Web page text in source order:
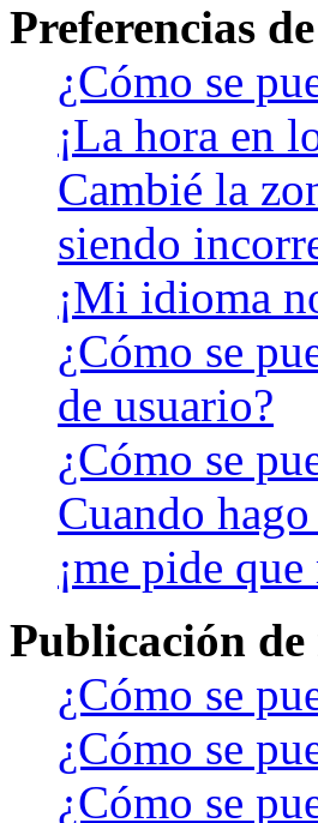
Preferencias
¿Cómo se
¡La hora en
Cambié la
siendo
¡Mi idioma
¿Cómo se
de usuario?
¿Cómo se
Cuando
¡me pide
Publicación de
¿Cómo se
¿Cómo se
¿Cómo se